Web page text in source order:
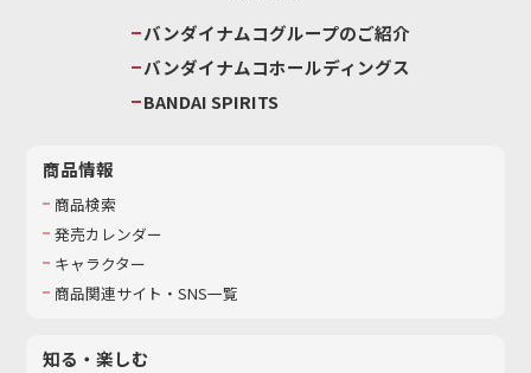
バンダイナムコグループのご紹介
バンダイナムコホールディングス
BANDAI SPIRITS
商品情報
商品検索
発売カレンダー
キャラクター
商品関連サイト・SNS一覧
知る・楽しむ